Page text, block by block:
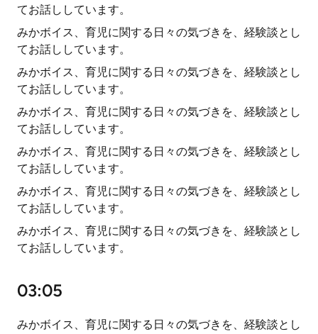
てお話ししています。
みかボイス、育児に関する日々の気づきを、経験談とし
てお話ししています。
みかボイス、育児に関する日々の気づきを、経験談とし
てお話ししています。
みかボイス、育児に関する日々の気づきを、経験談とし
てお話ししています。
みかボイス、育児に関する日々の気づきを、経験談とし
てお話ししています。
みかボイス、育児に関する日々の気づきを、経験談とし
てお話ししています。
みかボイス、育児に関する日々の気づきを、経験談とし
てお話ししています。
03:05
みかボイス、育児に関する日々の気づきを、経験談とし